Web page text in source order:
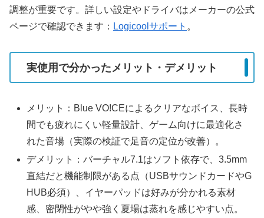
調整が重要です。詳しい設定やドライバはメーカーの公式
ページで確認できます： Logicoolサポート 。
実使用で分かったメリット・デメリット
メリット：Blue VO!CEによるクリアなボイス、長時
間でも疲れにくい軽量設計、ゲーム向けに最適化さ
れた音場（実際の検証で足音の定位が改善）。
デメリット：バーチャル7.1はソフト依存で、3.5mm
直結だと機能制限がある点（USBサウンドカードやG
HUB必須）、イヤーパッドは好みが分かれる素材
感、密閉性がやや強く夏場は蒸れを感じやすい点。